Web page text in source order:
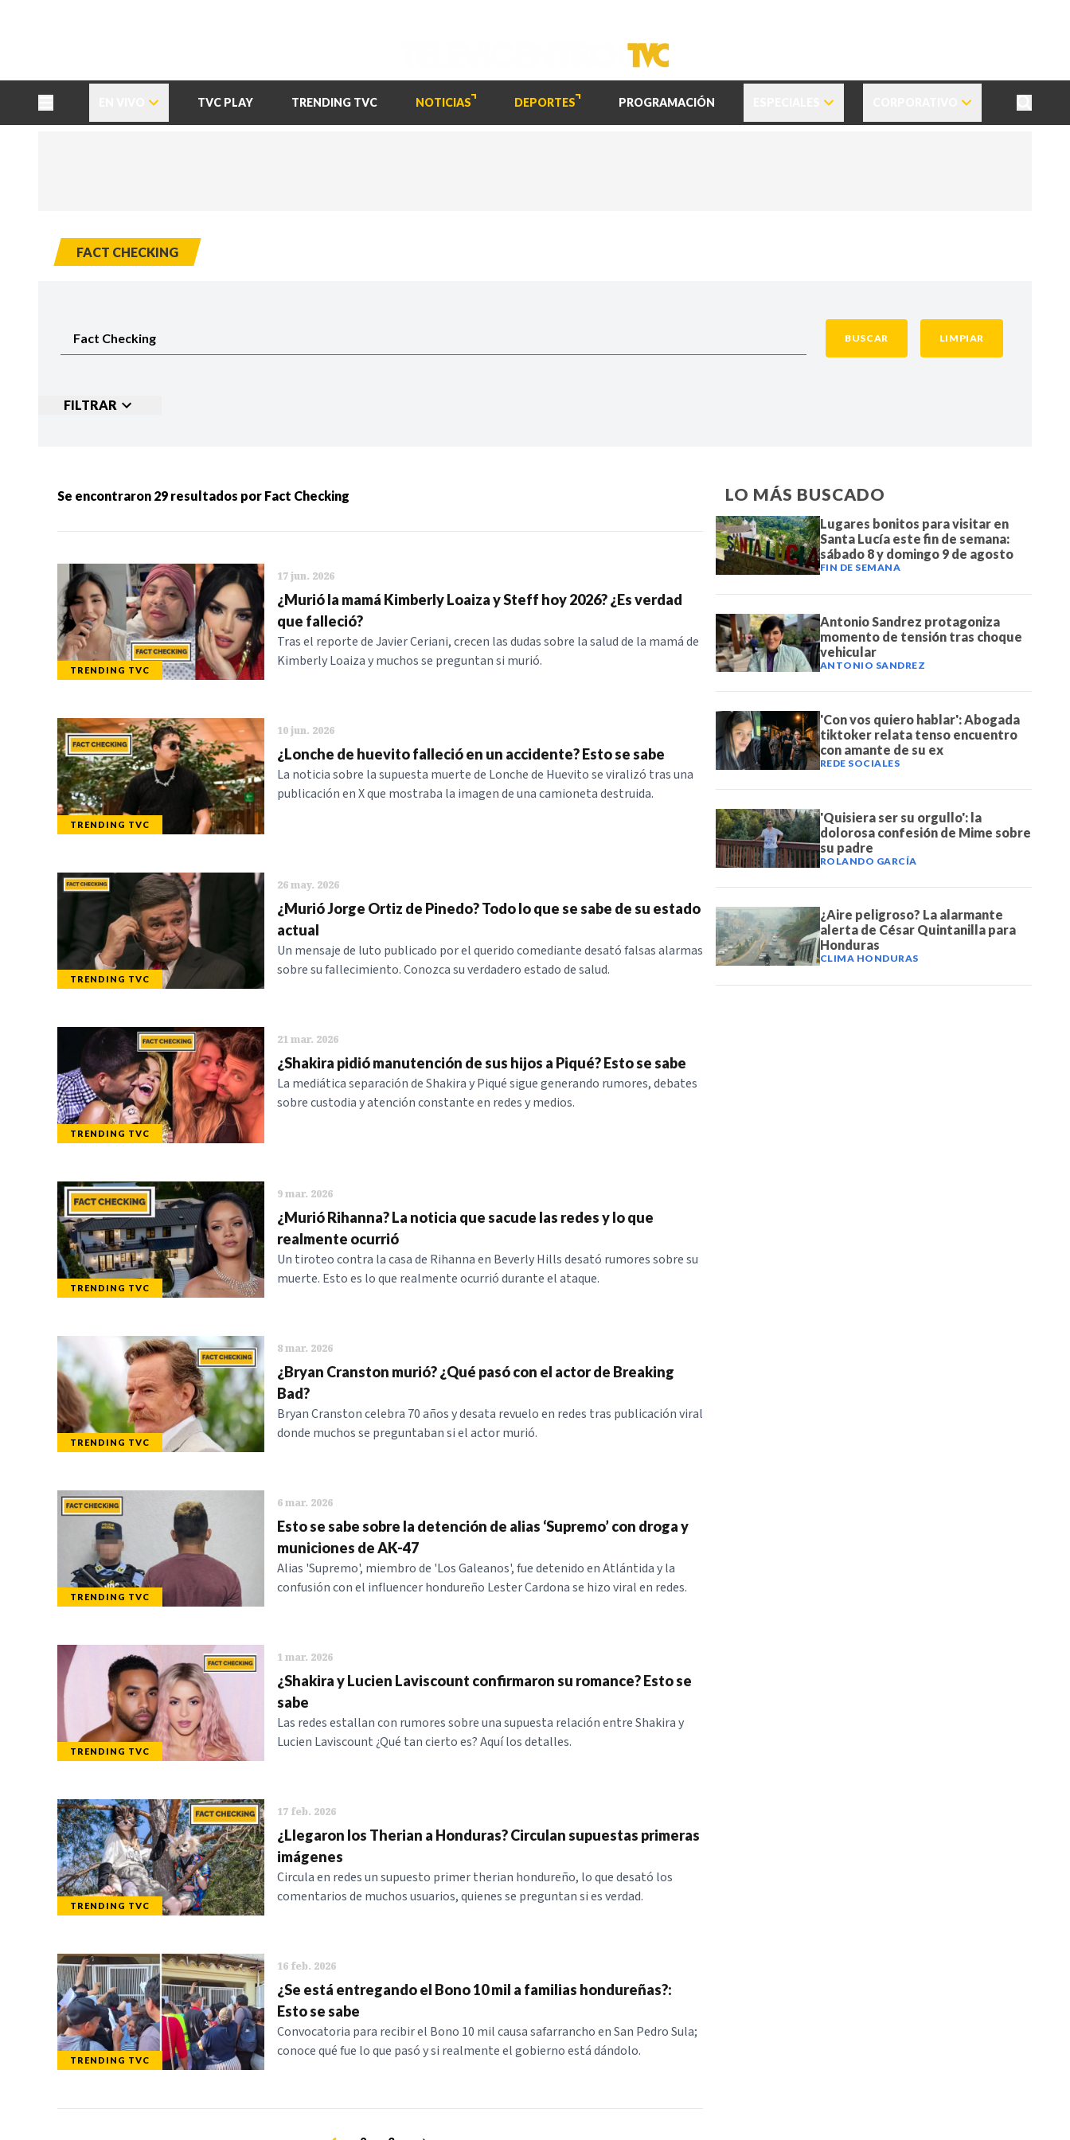
TVC PLAY TRENDING TVC NOTICIAS DEPORTES PROGRAMACIÓN
FACT CHECKING
BUSCAR LIMPIAR
FILTRAR
Categorias: NOTICIAS SERIES
Se encontraron 29 resultados por Fact Checking
TRENDING TVC
17 jun. 2026
¿Murió la mamá Kimberly Loaiza y Steff hoy 2026? ¿Es verdad
que falleció?
Tras el reporte de Javier Ceriani, crecen las dudas sobre la salud de la mamá de
Kimberly Loaiza y muchos se preguntan si murió.
TRENDING TVC
10 jun. 2026
¿Lonche de huevito falleció en un accidente? Esto se sabe
La noticia sobre la supuesta muerte de Lonche de Huevito se viralizó tras una
publicación en X que mostraba la imagen de una camioneta destruida.
TRENDING TVC
26 may. 2026
¿Murió Jorge Ortiz de Pinedo? Todo lo que se sabe de su estado
actual
Un mensaje de luto publicado por el querido comediante desató falsas alarmas
sobre su fallecimiento. Conozca su verdadero estado de salud.
TRENDING TVC
21 mar. 2026
¿Shakira pidió manutención de sus hijos a Piqué? Esto se sabe
La mediática separación de Shakira y Piqué sigue generando rumores, debates
sobre custodia y atención constante en redes y medios.
TRENDING TVC
9 mar. 2026
¿Murió Rihanna? La noticia que sacude las redes y lo que
realmente ocurrió
Un tiroteo contra la casa de Rihanna en Beverly Hills desató rumores sobre su
muerte. Esto es lo que realmente ocurrió durante el ataque.
TRENDING TVC
8 mar. 2026
¿Bryan Cranston murió? ¿Qué pasó con el actor de Breaking
Bad?
Bryan Cranston celebra 70 años y desata revuelo en redes tras publicación viral
donde muchos se preguntaban si el actor murió.
TRENDING TVC
6 mar. 2026
Esto se sabe sobre la detención de alias ‘Supremo’ con droga y
municiones de AK-47
Alias 'Supremo', miembro de 'Los Galeanos', fue detenido en Atlántida y la
confusión con el influencer hondureño Lester Cardona se hizo viral en redes.
TRENDING TVC
1 mar. 2026
¿Shakira y Lucien Laviscount confirmaron su romance? Esto se
sabe
Las redes estallan con rumores sobre una supuesta relación entre Shakira y
Lucien Laviscount ¿Qué tan cierto es? Aquí los detalles.
TRENDING TVC
17 feb. 2026
¿Llegaron los Therian a Honduras? Circulan supuestas primeras
imágenes
Circula en redes un supuesto primer therian hondureño, lo que desató los
comentarios de muchos usuarios, quienes se preguntan si es verdad.
TRENDING TVC
16 feb. 2026
¿Se está entregando el Bono 10 mil a familias hondureñas?:
Esto se sabe
Convocatoria para recibir el Bono 10 mil causa safarrancho en San Pedro Sula;
conoce qué fue lo que pasó y si realmente el gobierno está dándolo.
LO MÁS BUSCADO
Lugares bonitos para visitar en
Santa Lucía este fin de semana:
sábado 8 y domingo 9 de agosto
FIN DE SEMANA
Antonio Sandrez protagoniza
momento de tensión tras choque
vehicular
ANTONIO SANDREZ
'Con vos quiero hablar': Abogada
tiktoker relata tenso encuentro
con amante de su ex
REDE SOCIALES
'Quisiera ser su orgullo': la
dolorosa confesión de Mime sobre
su padre
ROLANDO GARCÍA
¿Aire peligroso? La alarmante
alerta de César Quintanilla para
Honduras
CLIMA HONDURAS